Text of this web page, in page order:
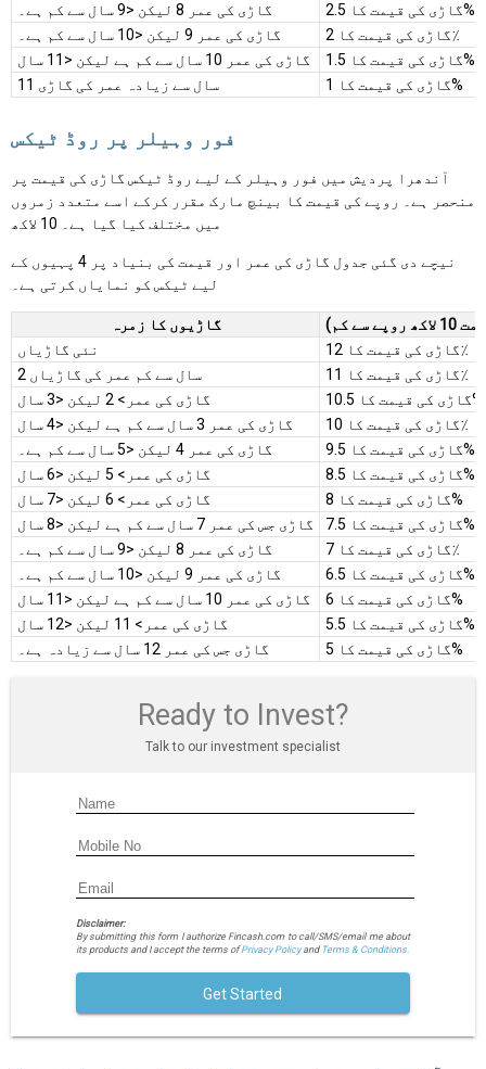
گاڑی کی عمر 8 لیکن <9 سال سے کم ہے۔
گاڑی کی قیمت کا 2.5%
گاڑی کی عمر 9 لیکن <10 سال سے کم ہے۔
گاڑی کی قیمت کا 2٪
گاڑی کی عمر 10 سال سے کم ہے لیکن <11 سال
گاڑی کی قیمت کا 1.5%
11 سال سے زیادہ عمر کی گاڑی
گاڑی کی قیمت کا 1%
فور وہیلر پر روڈ ٹیکس
آندھرا پردیش میں فور وہیلر کے لیے روڈ ٹیکس گاڑی کی قیمت پر
منحصر ہے۔ روپے کی قیمت کا بینچ مارک مقرر کرکے اسے متعدد زمروں
میں مختلف کیا گیا ہے۔ 10 لاکھ
نیچے دی گئی جدول گاڑی کی عمر اور قیمت کی بنیاد پر 4 پہیوں کے
لیے ٹیکس کو نمایاں کرتی ہے۔
گاڑیوں کا زمرہ
کم)
نئی گاڑیاں
گاڑی کی قیمت کا 12٪
2 سال سے کم عمر کی گاڑیاں
گاڑی کی قیمت کا 11٪
گاڑی کی عمر> 2 لیکن <3 سال
گاڑی کی قیمت کا 10.5%
گاڑی کی عمر 3 سال سے کم ہے لیکن <4 سال
گاڑی کی قیمت کا 10٪
گاڑی کی عمر 4 لیکن <5 سال سے کم ہے۔
گاڑی کی قیمت کا 9.5%
گاڑی کی عمر> 5 لیکن <6 سال
گاڑی کی قیمت کا 8.5%
گاڑی کی عمر> 6 لیکن <7 سال
گاڑی کی قیمت کا 8%
گاڑی جس کی عمر 7 سال سے کم ہے لیکن <8 سال
گاڑی کی قیمت کا 7.5%
گاڑی کی عمر 8 لیکن <9 سال سے کم ہے۔
گاڑی کی قیمت کا 7٪
گاڑی کی عمر 9 لیکن <10 سال سے کم ہے۔
گاڑی کی قیمت کا 6.5%
گاڑی کی عمر 10 سال سے کم ہے لیکن <11 سال
گاڑی کی قیمت کا 6%
گاڑی کی عمر> 11 لیکن <12 سال
گاڑی کی قیمت کا 5.5%
گاڑی جس کی عمر 12 سال سے زیادہ ہے۔
گاڑی کی قیمت کا 5%
Ready to Invest?
Talk to our investment specialist
Disclaimer:
By submitting this form I authorize Fincash.com to call/SMS/email me about
its products and I accept the terms ofPrivacy Policyand Terms & Conditions.
Get Started